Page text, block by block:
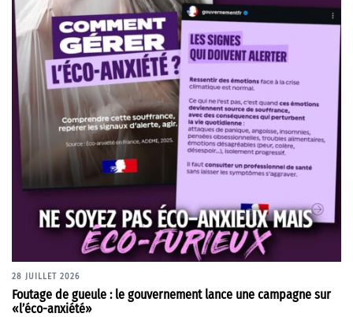
28 JUILLET 2026
Foutage de gueule : le gouvernement lance une campagne sur
«l’éco-anxiété»